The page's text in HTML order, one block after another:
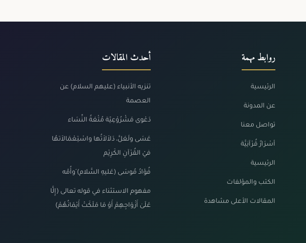
روابط مهمة
الرئيسية
عن المدونة
تواصل معنا
أسْرَارٌ قُرْآنِيَّة
الرئيسية
الكتب والمؤلفات
المقالات الأعلى مشاهدة
أحدث المقالات
تنزيه الأنبياء (عليهم السلام) عن
العصمة
دَعْوى مَشْرُوْعِيّة مُتْعَةُ النِّسَاء
عَسَى ولَعَلَّ، دَلاَلاَتُها واسْتِعْمَالاَتهُا
فيْ القُرْآنِ الكَرِيْم
فُؤادُ مُوسَى (عَليهِ السَّلام) َوأُمّه
مفهوم الاستثناء في قوله تعالى (إِلَّا
عَلَىٰ أَزْوَاجِهِمْ أَوْ مَا مَلَكَتْ أَيْمَانُهُمْ)